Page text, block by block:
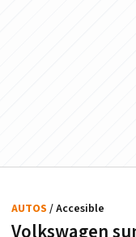
Volkswagen
AUTOS / Accesible